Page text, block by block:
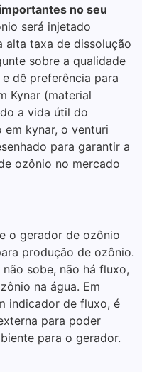
no seu
será injetado
alta taxa de dissolução
sobre a qualidade
dê preferência para
Kynar (material
a vida útil do
kynar, o venturi
para garantir a
ozônio no mercado
o gerador de ozônio
produção de ozônio.
sobe, não há fluxo,
na água. Em
indicador de fluxo, é
para poder
para o gerador.